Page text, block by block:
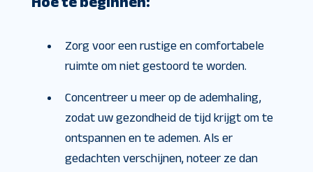
Zorg voor een rustige en comfortabele
ruimte om niet gestoord te worden.
Concentreer u meer op de ademhaling,
zodat uw gezondheid de tijd krijgt om te
ontspannen en te ademen. Als er
gedachten verschijnen, noteer ze dan